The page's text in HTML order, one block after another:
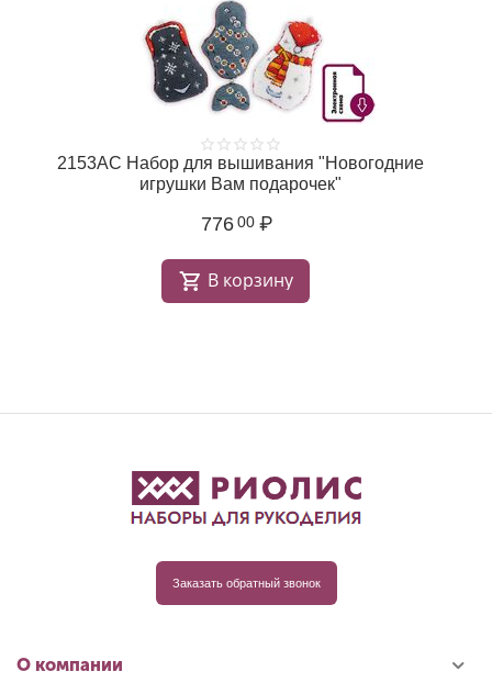
2153АС Набор для вышивания "Новогодние
игрушки Вам подарочек"
776 00 ₽
В корзину
Заказать обратный звонок
О компании